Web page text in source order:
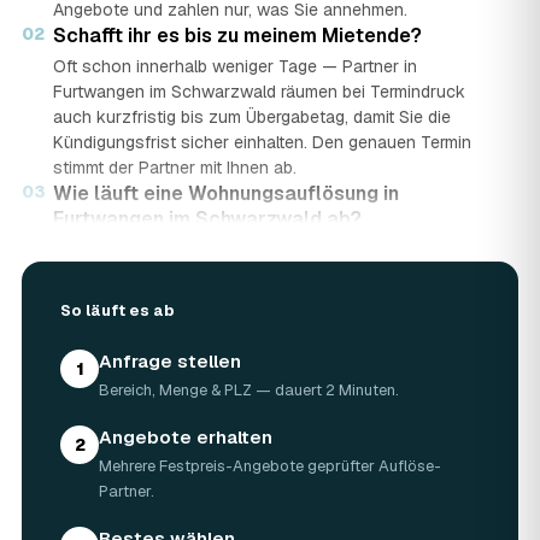
Angebote und zahlen nur, was Sie annehmen.
02 Schafft ihr es bis zu meinem Mietende?
Oft schon innerhalb weniger Tage — Partner in
Furtwangen im Schwarzwald räumen bei Termindruck
auch kurzfristig bis zum Übergabetag, damit Sie die
Kündigungsfrist sicher einhalten. Den genauen Termin
stimmt der Partner mit Ihnen ab.
03 Wie läuft eine Wohnungsauflösung in
Furtwangen im Schwarzwald ab?
Auflöse-Partner aus Furtwangen im Schwarzwald senden
Bewertungen und Termin und wählen das beste Angebot.
Am vereinbarten Tag wird die Wohnung geräumt,
fachgerecht entsorgt und auf Wunsch besenrein
übergeben.
Wie lange dauert eine Wohnungsauflösung?
Die meisten Wohnungen in Furtwangen im Schwarzwald
Wohnfläche, vielen Quadratmetern oder schwieriger
So läuft es ab
1 Anfrage stellen
Bereich, Menge & PLZ — dauert 2 Minuten.
2 Angebote erhalten
Mehrere Festpreis-Angebote geprüfter Auflöse-
Partner.